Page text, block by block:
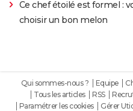
Ce chef étoilé est formel :
choisir un bon melon
Qui sommes-nous ? Equipe
Tous les articles
RSS
Paramétrer les cookies
Gérer